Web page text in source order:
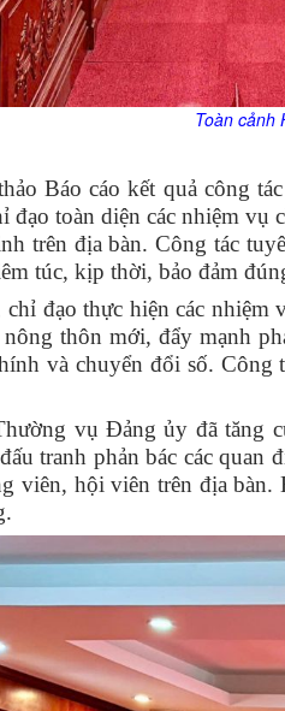
Toàn cảnh
Báo cáo kết quả công
toàn diện các nhiệm vụ
trên địa bàn. Công tác
túc, kịp thời, bảo đảm
chỉ đạo thực hiện các nhiệm
thôn mới, đẩy mạnh
và chuyển đổi số.
vụ Đảng ủy đã tăng
đấu tranh phản bác các quan
viên, hội viên trên địa